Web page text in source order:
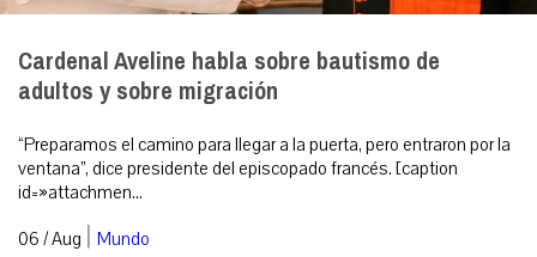
Cardenal Aveline habla sobre bautismo de
adultos y sobre migración
“Preparamos el camino para llegar a la puerta, pero entraron por la
ventana”, dice presidente del episcopado francés. [caption
id=»attachmen...
06 / Aug | Mundo